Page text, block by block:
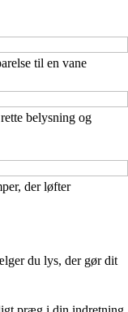
til en vane
belysning og
der løfter
du lys, der gør dit